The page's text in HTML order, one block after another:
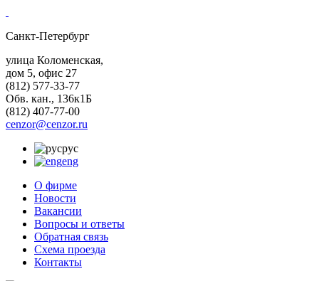
Санкт-Петербург
улица Коломенская,
дом 5, офис 27
(812) 577-33-77
Обв. кан., 136к1Б
(812) 407-77-00
cenzor@cenzor.ru
рус
eng
О фирме
Новости
Вакансии
Вопросы и ответы
Обратная связь
Схема проезда
Контакты